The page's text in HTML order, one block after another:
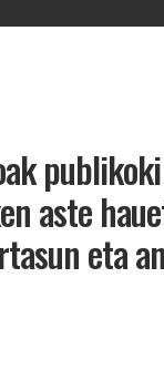
aste
eta